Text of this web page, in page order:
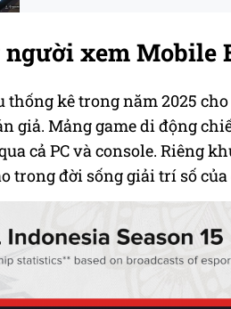
xem Mobile
thống kê trong năm 2025
giả. Mảng game di động
cả PC và console. Riêng
trong đời sống giải trí số